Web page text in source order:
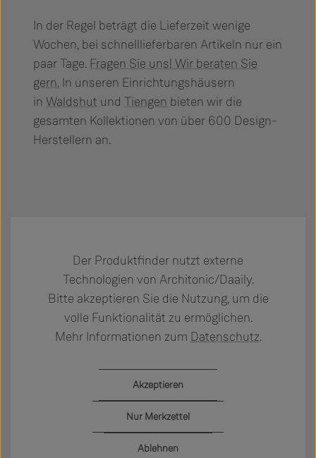
In der Regel beträgt die Lieferzeit wenige
Wochen, bei schnelllieferbaren Artikeln nur ein
paar Tage. Fragen Sie uns! Wir beraten Sie
gern. In unseren Einrichtungshäusern
in Waldshut und Tiengen bieten wir die
gesamten Kollektionen von über 600 Design-
Herstellern an.
Der Produktfinder nutzt externe
Technologien von Architonic/Daaily.
Bitte akzeptieren Sie die Nutzung, um die
volle Funktionalität zu ermöglichen.
Mehr Informationen zum Datenschutz.
Akzeptieren
Nur Merkzettel
Ablehnen